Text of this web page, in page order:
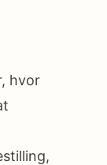
hvor